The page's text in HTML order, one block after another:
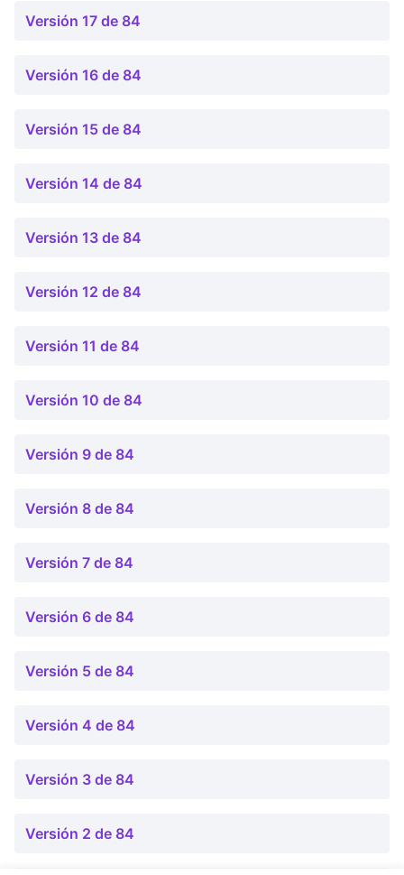
Versión 17 de 84
Versión 16 de 84
Versión 15 de 84
Versión 14 de 84
Versión 13 de 84
Versión 12 de 84
Versión 11 de 84
Versión 10 de 84
Versión 9 de 84
Versión 8 de 84
Versión 7 de 84
Versión 6 de 84
Versión 5 de 84
Versión 4 de 84
Versión 3 de 84
Versión 2 de 84